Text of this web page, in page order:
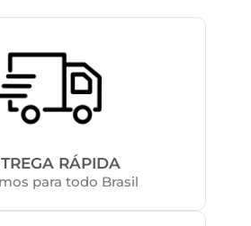
RÁPIDA
para todo Brasil